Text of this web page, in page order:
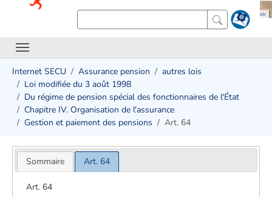
Internet SECU Assurance pension
autres lois
Loi modifiée du 3 août 1998
Du régime de pension spécial des fonctionnaires de l'État
Chapitre IV. Organisation de l'assurance
Gestion et paiement des pensions
Art. 64
Sommaire Art. 64
Art. 64